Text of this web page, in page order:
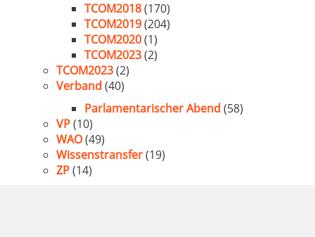
TCOM2018(170)
TCOM2019(204)
TCOM2020(1)
TCOM2023(2)
TCOM2023(2)
Verband (40)
Parlamentarischer Abend (58)
VP(10)
WAO(49)
Wissenstransfer(19)
ZP(14)